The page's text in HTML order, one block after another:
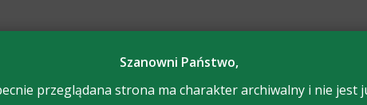
Szanowni Państwo,
przeglądana strona ma charakter archiwalny i nie jest